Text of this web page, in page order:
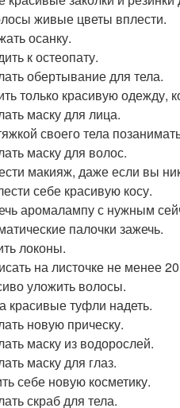
живые цветы вплести.
осанку.
к остеопату.
обертывание для тела.
только красивую одежду,
маску для лица.
своего тела
маску для волос.
макияж, даже если вы
себе красивую косу.
аромалампу с нужным
палочки зажечь.
локоны.
на листочке не менее
уложить волосы.
красивые туфли надеть.
новую прическу.
маску из водорослей.
маску для глаз.
себе новую косметику.
скраб для тела.